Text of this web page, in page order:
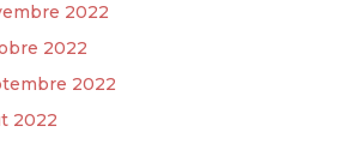
2022
2022
2022
2022